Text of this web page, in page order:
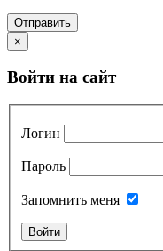
Отправить
×
Войти на сайт
Логин
Пароль
Запомнить меня
Войти